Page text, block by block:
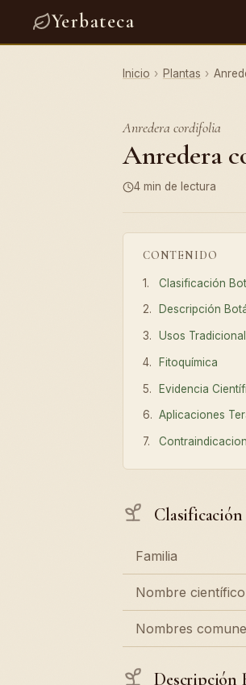
Yerbateca
Inicio › Plantas ›
Anredera cordifolia
Anredera
4 min de lectura
CONTENIDO
Clasificación
Descripción
Usos
Fitoquímica
Evidencia
Aplicaciones
Familia
Nombre científico
Nombres
Descripción